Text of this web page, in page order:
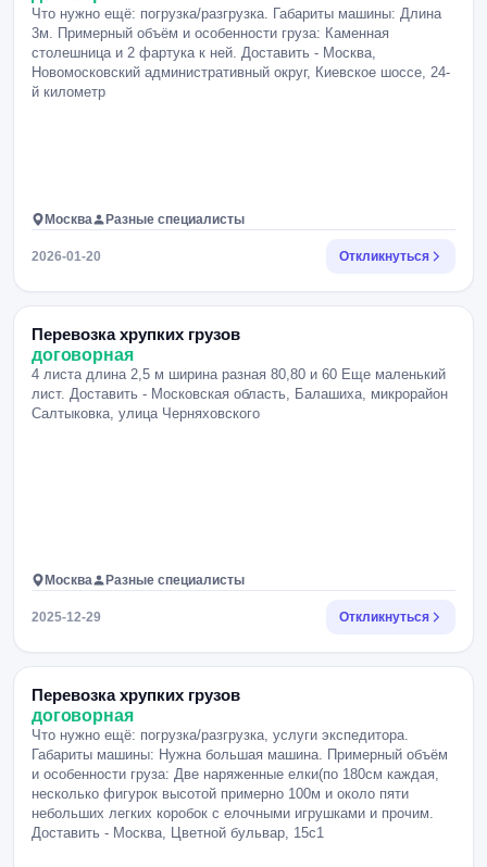
Что нужно ещё: погрузка/разгрузка. Габариты машины: Длина
3м. Примерный объём и особенности груза: Каменная
столешница и 2 фартука к ней. Доставить - Москва,
Новомосковский административный округ, Киевское шоссе, 24-
й километр
Москва Разные специалисты
2026-01-20 Откликнуться
Перевозка хрупких грузов
договорная
4 листа длина 2,5 м ширина разная 80,80 и 60 Еще маленький
лист. Доставить - Московская область, Балашиха, микрорайон
Салтыковка, улица Черняховского
Москва Разные специалисты
2025-12-29 Откликнуться
Перевозка хрупких грузов
договорная
Что нужно ещё: погрузка/разгрузка, услуги экспедитора.
Габариты машины: Нужна большая машина. Примерный объём
и особенности груза: Две наряженные елки(по 180см каждая,
несколько фигурок высотой примерно 100м и около пяти
небольших легких коробок с елочными игрушками и прочим.
Доставить - Москва, Цветной бульвар, 15с1